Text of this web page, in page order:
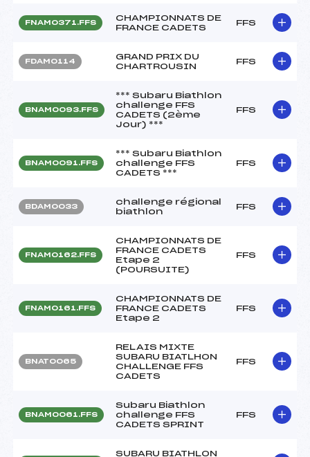
FNAM0371.FFS
CHAMPIONNATS DE
FRANCE CADETS
FFS
FDAM0114
GRAND PRIX DU
CHARTROUSIN
FFS
BNAM0093.FFS
*** Subaru Biathlon
challenge FFS
CADETS (2ème
Jour) ***
FFS
BNAM0091.FFS
*** Subaru Biathlon
challenge FFS
CADETS ***
FFS
BDAM0033
challenge régional
biathlon
FFS
FNAM0162.FFS
CHAMPIONNATS DE
FRANCE CADETS
Etape 2
(POURSUITE)
FFS
FNAM0161.FFS
CHAMPIONNATS DE
FRANCE CADETS
Etape 2
FFS
BNAT0065
RELAIS MIXTE
SUBARU BIATLHON
CHALLENGE FFS
CADETS
FFS
BNAM0061.FFS
Subaru Biathlon
challenge FFS
CADETS SPRINT
FFS
SUBARU BIATHLON